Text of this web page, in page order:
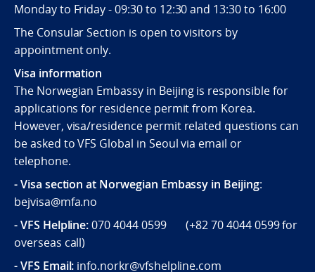
Monday to Friday - 09:30 to 12:30 and 13:30 to 16:00
The Consular Section is open to visitors by
appointment only.
Visa information
The Norwegian Embassy in Beijing is responsible for
applications for residence permit from Korea.
However, visa/residence permit related questions can
be asked to VFS Global in Seoul via email or
telephone.
- Visa section at Norwegian Embassy in Beijing:
bejvisa@mfa.no
- VFS Helpline:070 4044 0599 (+82 70 4044 0599for
overseas call)
- VFS Email: info.norkr@vfshelpline.com